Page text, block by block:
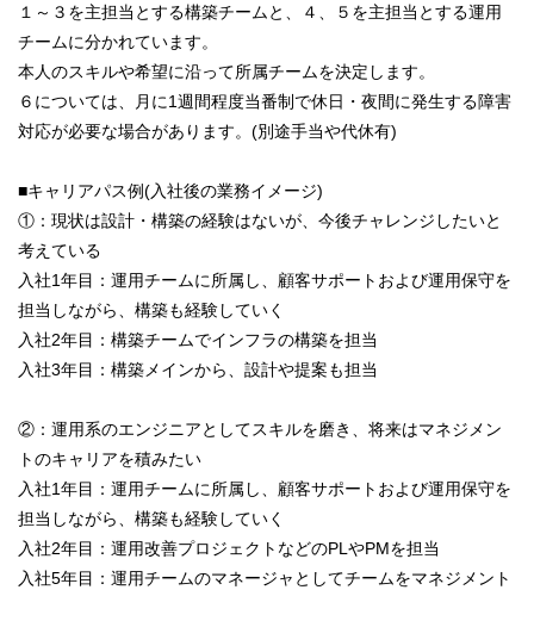
１～３を主担当とする構築チームと、４、５を主担当とする運用
チームに分かれています。
本人のスキルや希望に沿って所属チームを決定します。
６については、月に1週間程度当番制で休日・夜間に発生する障害
対応が必要な場合があります。(別途手当や代休有)
■キャリアパス例(入社後の業務イメージ)
①：現状は設計・構築の経験はないが、今後チャレンジしたいと
考えている
入社1年目：運用チームに所属し、顧客サポートおよび運用保守を
担当しながら、構築も経験していく
入社2年目：構築チームでインフラの構築を担当
入社3年目：構築メインから、設計や提案も担当
②：運用系のエンジニアとしてスキルを磨き、将来はマネジメン
トのキャリアを積みたい
入社1年目：運用チームに所属し、顧客サポートおよび運用保守を
担当しながら、構築も経験していく
入社2年目：運用改善プロジェクトなどのPLやPMを担当
入社5年目：運用チームのマネージャとしてチームをマネジメント